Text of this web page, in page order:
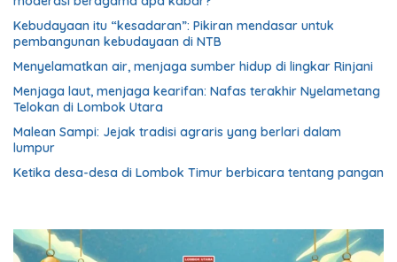
Kebudayaan itu “kesadaran”: Pikiran mendasar untuk
pembangunan kebudayaan di NTB
Menyelamatkan air, menjaga sumber hidup di lingkar Rinjani
Menjaga laut, menjaga kearifan: Nafas terakhir Nyelametang
Telokan di Lombok Utara
Malean Sampi: Jejak tradisi agraris yang berlari dalam
lumpur
Ketika desa-desa di Lombok Timur berbicara tentang pangan